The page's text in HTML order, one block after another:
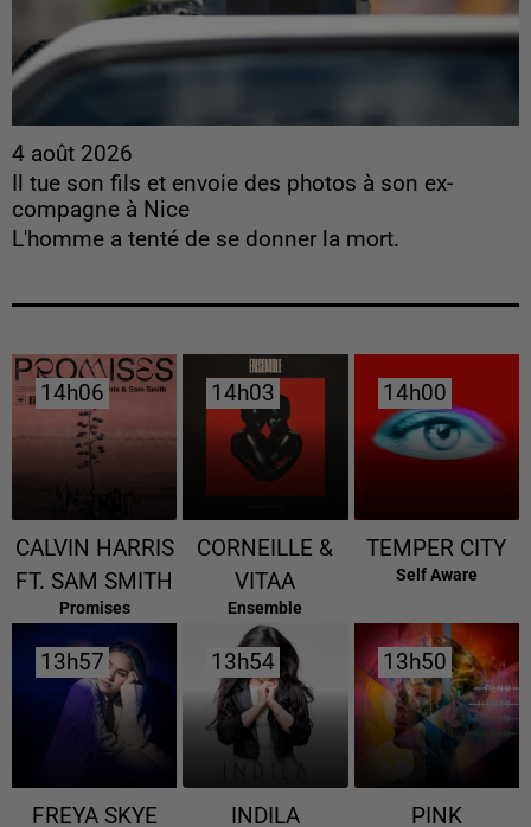
4 août 2026
Il tue son fils et envoie des photos à son ex-
compagne à Nice
L'homme a tenté de se donner la mort.
14h06
14h06
CALVIN HARRIS
FT. SAM SMITH
Promises
14h03
14h03
CORNEILLE &
VITAA
Ensemble
14h00
14h00
TEMPER CITY
Self Aware
13h57
13h57
FREYA SKYE
13h54
13h54
INDILA
13h50
13h50
PINK